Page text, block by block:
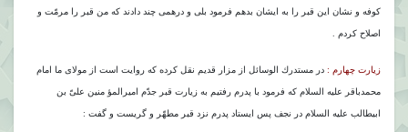
كوفه و نشان اين قبر را به ايشان بدهم فرمود بلى و درهمى چند دادند كه من قبر را مرمّت و
اصلاح كردم .
زيارت چهارم : در مستدرك الوسائل از مزار قديم نقل كرده كه روايت است از مولاى ما امام
محمدباقر عليه السلام كه فرمود با پدرم رفتيم به زيارت قبر جدّم اميرالمؤ منين علىّ بن
ابيطالب عليه السلام در نجف پس ايستاد پدرم نزد قبر مطهّر و گريست و گفت :